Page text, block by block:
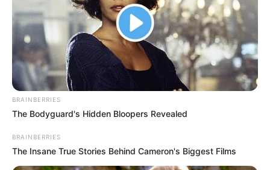
BRAINBERRIES
The Bodyguard's Hidden Bloopers Revealed
BRAINBERRIES
The Insane True Stories Behind Cameron's Biggest Films